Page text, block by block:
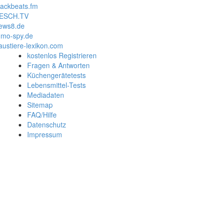
spy.de
lexikon.com
kostenlos Registrieren
Fragen & Antworten
Küchengerätetests
Lebensmittel-Tests
Mediadaten
Sitemap
FAQ/Hilfe
Datenschutz
Impressum